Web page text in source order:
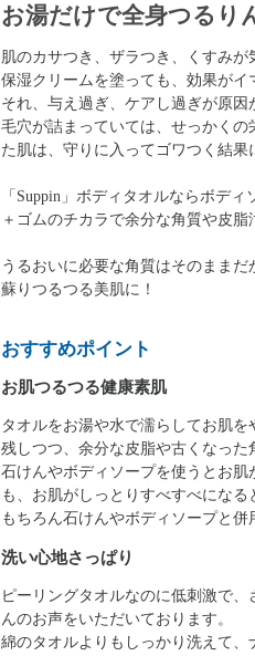
お湯だけで全身つるり
肌のカサつき、ザラつき、くすみが
保湿クリームを塗っても、効果がイ
それ、与え過ぎ、ケアし過ぎが原因
毛穴が詰まっていては、せっかく
た肌は、守りに入ってゴワつく結果
「Suppin」ボディタオルならボデ
＋ゴムのチカラで余分な角質や皮脂
うるおいに必要な角質はそのまま
蘇りつるつる美肌に！
おすすめポイント
お肌つるつる健康素肌
タオルをお湯や水で濡らしてお肌
残しつつ、余分な皮脂や古くなった
石けんやボディソープを使うとお
も、お肌がしっとりすべすべになる
もちろん石けんやボディソープと併
洗い心地さっぱり
ピーリングタオルなのに低刺激で
んのお声をいただいております。
綿のタオルよりもしっかり洗えて